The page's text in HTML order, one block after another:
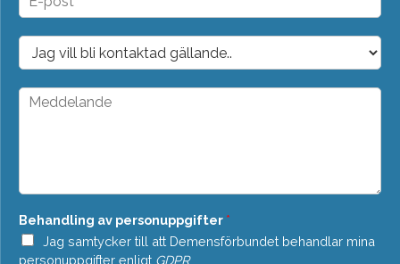
p
o
t
*
D
o
p
M
a
d
e
*
Behandling av personuppgifter *
Jag samtycker till att Demensförbundet behandlar mina
personuppgifter enligt GDPR.